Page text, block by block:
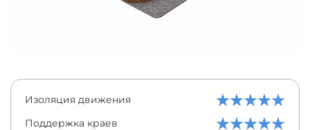
Изоляция движения
Поддержка краев